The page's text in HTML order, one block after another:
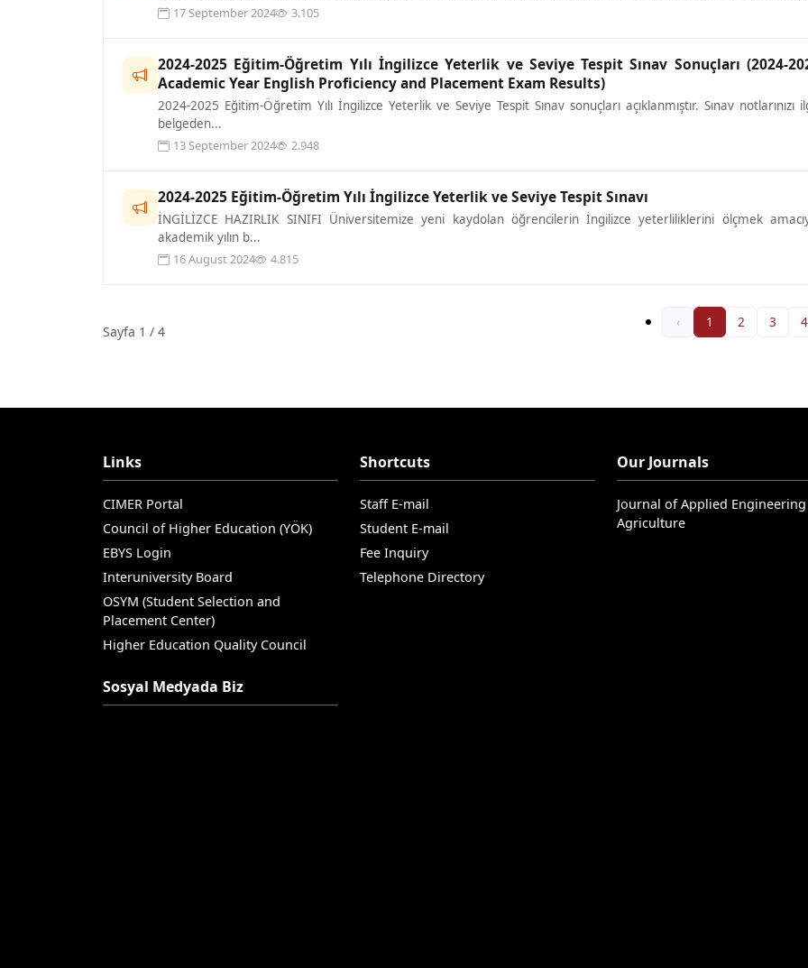
17 September 2024
3.105
2024-2025 Eğitim-Öğretim Yılı İngilizce Yeterlik ve Seviye Tespit Sınav Sonuçları (2024-
Academic Year English Proficiency and Placement Exam Results)
2024-2025 Eğitim-Öğretim Yılı İngilizce Yeterlik ve Seviye Tespit Sınav sonuçları açıklanmıştır. Sınav notlarınızı
belgeden...
13 September 2024
2.948
2024-2025 Eğitim-Öğretim Yılı İngilizce Yeterlik ve Seviye Tespit Sınavı
İNGİLİZCE HAZIRLIK SINIFI Üniversitemize yeni kaydolan öğrencilerin İngilizce yeterliliklerini ölçmek
akademik yılın b...
16 August 2024
4.815
Sayfa 1 / 4
‹ 1 2 3 4
Links
CIMER Portal
Council of Higher Education (YÖK)
EBYS Login
Interuniversity Board
OSYM (Student Selection and
Placement Center)
Higher Education Quality Council
Sosyal Medyada Biz
Shortcuts
Staff E-mail
Student E-mail
Fee Inquiry
Telephone Directory
Our Journals
Journal of Applied
Agriculture